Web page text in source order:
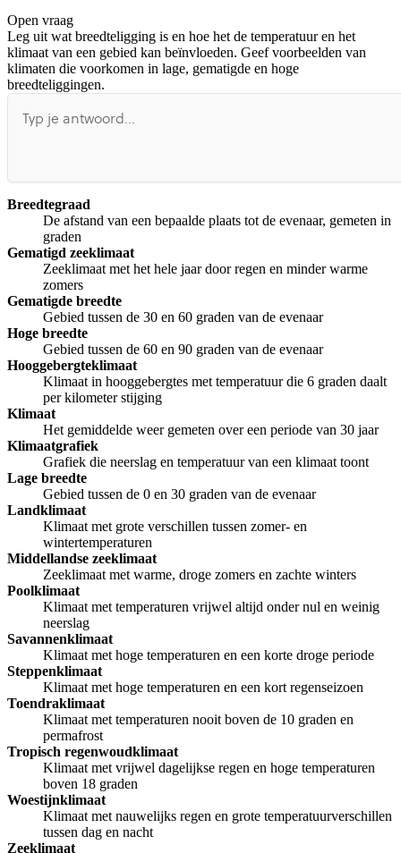
De uitleg gaat te langzaam
Afspelen werkte niet
Iets anders
Open vraag
Leg uit wat breedteligging is en hoe het de temperatuur en het
klimaat van een gebied kan beïnvloeden. Geef voorbeelden van
klimaten die voorkomen in lage, gematigde en hoge
breedteliggingen.
Breedtegraad
De afstand van een bepaalde plaats tot de evenaar, gemeten in
graden
Gematigd zeeklimaat
Zeeklimaat met het hele jaar door regen en minder warme
zomers
Gematigde breedte
Gebied tussen de 30 en 60 graden van de evenaar
Hoge breedte
Gebied tussen de 60 en 90 graden van de evenaar
Hooggebergteklimaat
Klimaat in hooggebergtes met temperatuur die 6 graden daalt
per kilometer stijging
Klimaat
Het gemiddelde weer gemeten over een periode van 30 jaar
Klimaatgrafiek
Grafiek die neerslag en temperatuur van een klimaat toont
Lage breedte
Gebied tussen de 0 en 30 graden van de evenaar
Landklimaat
Klimaat met grote verschillen tussen zomer- en
wintertemperaturen
Middellandse zeeklimaat
Zeeklimaat met warme, droge zomers en zachte winters
Poolklimaat
Klimaat met temperaturen vrijwel altijd onder nul en weinig
neerslag
Savannenklimaat
Klimaat met hoge temperaturen en een korte droge periode
Steppenklimaat
Klimaat met hoge temperaturen en een kort regenseizoen
Toendraklimaat
Klimaat met temperaturen nooit boven de 10 graden en
permafrost
Tropisch regenwoudklimaat
Klimaat met vrijwel dagelijkse regen en hoge temperaturen
boven 18 graden
Woestijnklimaat
Klimaat met nauwelijks regen en grote temperatuurverschillen
tussen dag en nacht
Zeeklimaat